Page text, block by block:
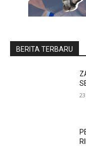
BERITA TERBARU